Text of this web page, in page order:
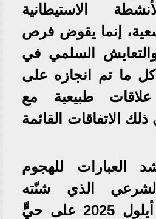
الاستيطانية
إنما يقوض فرص
السلمي في
كل ما تم انجازه على
طبيعية مع
الاتفاقات القائمة
العبارات للهجوم
الذي شنّته
إسرائيل في 9 أيلول 2025 على حيٍّّ